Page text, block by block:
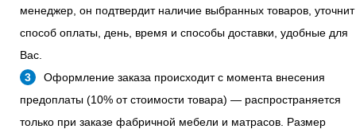
менеджер, он подтвердит наличие выбранных товаров, уточнит
способ оплаты, день, время и способы доставки, удобные для
Вас.
Оформление заказа происходит с момента внесения
предоплаты (10% от стоимости товара) — распространяется
только при заказе фабричной мебели и матрасов. Размер